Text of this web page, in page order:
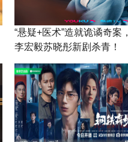
“悬疑+医术”造就诡谲奇案，
李宏毅苏晓彤新剧杀青！